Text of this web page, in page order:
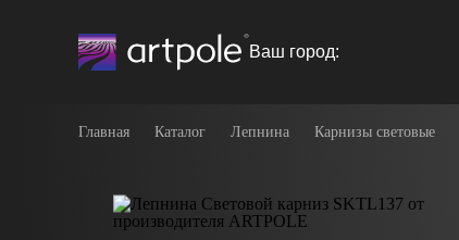
Ваш город:
Главная Каталог Лепнина Карнизы световые